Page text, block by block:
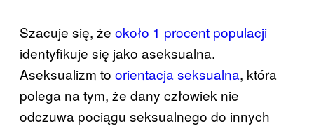
Szacuje się, że około 1 procent populacji
identyfikuje się jako aseksualna.
Aseksualizm to orientacja seksualna, która
polega na tym, że dany człowiek nie
odczuwa pociągu seksualnego do innych